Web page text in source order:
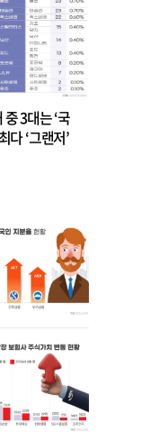
3대는 ‘국
다 ‘그랜저’